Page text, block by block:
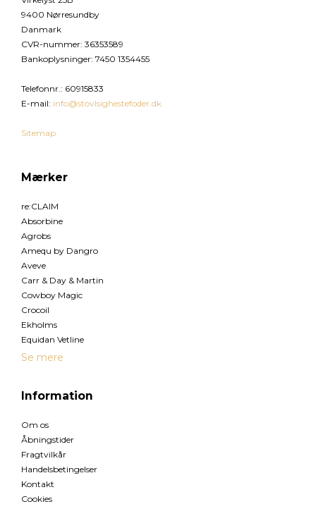
9400 Nørresundby
Danmark
CVR-nummer: 36353589
Bankoplysninger: 7450 1354455
Telefonnr. : 60915833
E-mail: info@stovlsighestefoder.dk
Sitemap
Mærker
re:CLAIM
Absorbine
Agrobs
Amequ by Dangro
Aveve
Carr & Day & Martin
Cowboy Magic
Crocoil
Ekholms
Equidan Vetline
Se mere
Information
Om os
Åbningstider
Fragtvilkår
Handelsbetingelser
Kontakt
Cookies